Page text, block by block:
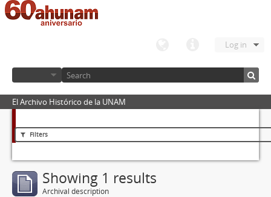
Log in
El Archivo Histórico de la UNAM
Filters
Showing 1 results
Archival description